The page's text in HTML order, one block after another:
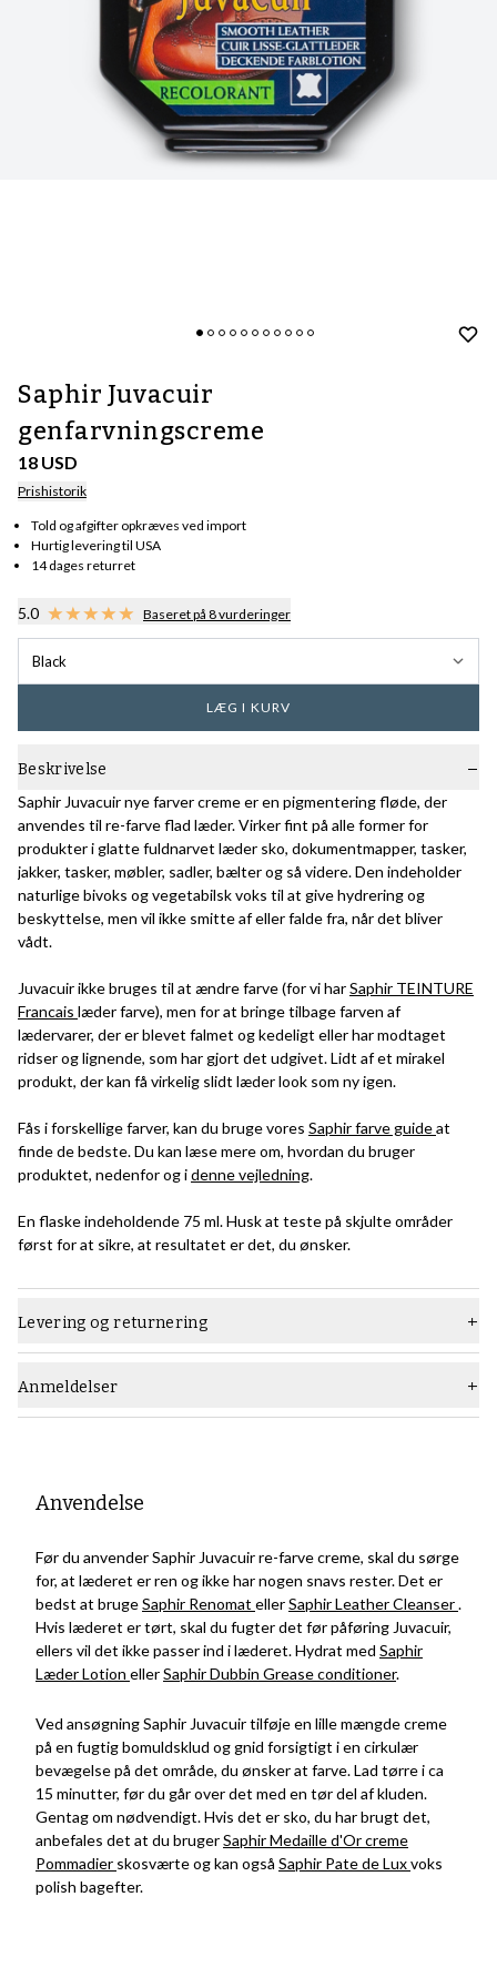
Saphir Juvacuir
genfarvningscreme
18 USD
Prishistorik
Told og afgifter opkræves ved import
Hurtig levering til USA
14 dages returret
5.0 Baseret på 8 vurderinger
Black
LÆG I KURV
Beskrivelse
Saphir Juvacuir nye farver creme er en pigmentering fløde, der
anvendes til re-farve flad læder. Virker fint på alle former for
produkter i glatte fuldnarvet læder sko, dokumentmapper, tasker,
jakker, tasker, møbler, sadler, bælter og så videre. Den indeholder
naturlige bivoks og vegetabilsk voks til at give hydrering og
beskyttelse, men vil ikke smitte af eller falde fra, når det bliver
vådt.
Juvacuir ikke bruges til at ændre farve (for vi harSaphir TEINTURE
Francais læder farve), men for at bringe tilbage farven af ​​
lædervarer, der er blevet falmet og kedeligt eller har modtaget
ridser og lignende, som har gjort det udgivet. Lidt af et mirakel
produkt, der kan få virkelig slidt læder look som ny igen.
Fås i forskellige farver, kan du bruge vores Saphir farve guideat
finde de bedste.Du kan læse mere om, hvordan du bruger
produktet, nedenfor og idenne vejledning.
En flaske indeholdende 75 ml. Husk at teste på skjulte områder
først for at sikre, at resultatet er det, du ønsker.
Levering og returnering
Anmeldelser
Anvendelse
Før du anvender Saphir Juvacuir re-farve creme, skal du sørge
for, at læderet er ren og ikke har nogen snavs rester. Det er
bedst at brugeSaphir Renomat ellerSaphir Leather Cleanser.
Hvis læderet er tørt, skal du fugter det før påføring Juvacuir,
ellers vil det ikke passer ind i læderet. Hydrat med Saphir
Læder Lotion ellerSaphir Dubbin Grease conditioner.
Ved ansøgning Saphir Juvacuir tilføje en lille mængde creme
på en fugtig bomuldsklud og gnid forsigtigt i en cirkulær
bevægelse på det område, du ønsker at farve. Lad tørre i ca
15 minutter, før du går over det med en tør del af kluden.
Gentag om nødvendigt. Hvis det er sko, du har brugt det,
anbefales det at du brugerSaphir Medaille d'Or creme
Pommadier skosværte og kan også Saphir Pate de Luxvoks
polish bagefter.